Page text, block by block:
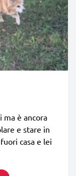
ma è ancora
e stare in
casa e lei